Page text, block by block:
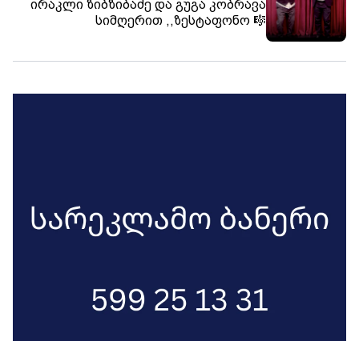
ირაკლი ზიბზიბაძე და გუგა კობრავა
სიმღერით ,,ზესტაფონო 🎼